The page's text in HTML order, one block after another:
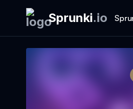
Sprunki.io